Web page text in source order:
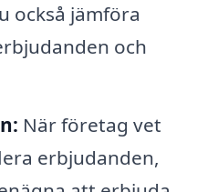
också jämföra
och
När företag vet
erbjudanden,